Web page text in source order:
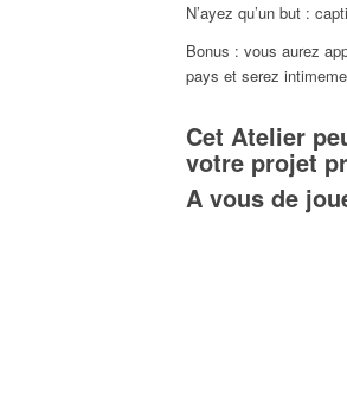
N’ayez qu’un but :
Bonus : vous aurez
pays et serez
Cet Atelier
votre projet
A vous de